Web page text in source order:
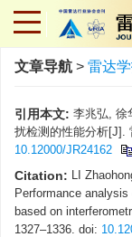
文章导航 > 雷达
引用本文: 李兆弘, 徐
扰检测的性能分析[J].
10.12000/JR24162
Citation: LI
Performance
based on
1327–1336. doi: